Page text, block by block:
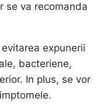
se va recomanda
expunerii
bacteriene,
In plus, se vor